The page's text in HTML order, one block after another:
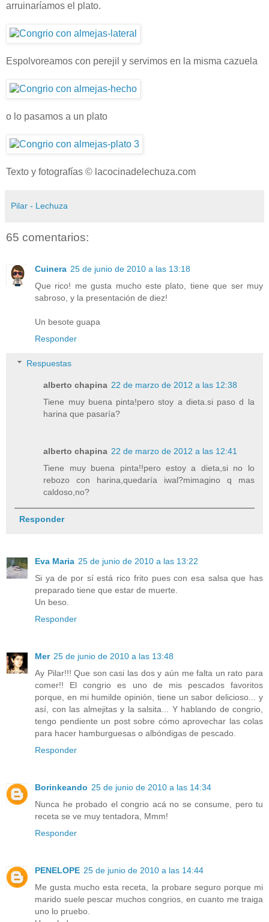
arruinaríamos el plato.
Espolvoreamos con perejil y servimos en la misma cazuela
o lo pasamos a un plato
Texto y fotografías © lacocinadelechuza.com
Pilar - Lechuza
65 comentarios:
Cuinera 25 de junio de 2010 a las 13:18
Que rico! me gusta mucho este plato, tiene que ser muy
sabroso, y la presentación de diez!
Un besote guapa
Responder
Respuestas
alberto chapina 22 de marzo de 2012 a las 12:38
Tiene muy buena pinta!pero stoy a dieta.si paso d la
harina que pasaría?
alberto chapina 22 de marzo de 2012 a las 12:41
Tiene muy buena pinta!!pero estoy a dieta,si no lo
rebozo con harina,quedaría iwal?mimagino q mas
caldoso,no?
Responder
Eva Maria 25 de junio de 2010 a las 13:22
Si ya de por sí está rico frito pues con esa salsa que has
preparado tiene que estar de muerte.
Un beso.
Responder
Mer 25 de junio de 2010 a las 13:48
Ay Pilar!!! Que son casi las dos y aún me falta un rato para
comer!! El congrio es uno de mis pescados favoritos
porque, en mi humilde opinión, tiene un sabor delicioso... y
así, con las almejitas y la salsita... Y hablando de congrio,
tengo pendiente un post sobre cómo aprovechar las colas
para hacer hamburguesas o albóndigas de pescado.
Responder
Borinkeando 25 de junio de 2010 a las 14:34
Nunca he probado el congrio acá no se consume, pero tu
receta se ve muy tentadora, Mmm!
Responder
PENELOPE 25 de junio de 2010 a las 14:44
Me gusta mucho esta receta, la probare seguro porque mi
marido suele pescar muchos congrios, en cuanto me traiga
uno lo pruebo.